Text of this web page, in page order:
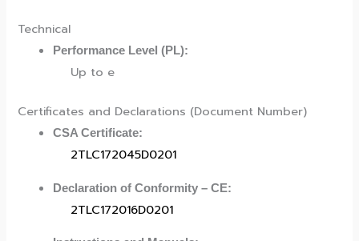
Technical
Performance Level (PL):
Up to e
Certificates and Declarations (Document Number)
CSA Certificate:
2TLC172045D0201
Declaration of Conformity – CE:
2TLC172016D0201